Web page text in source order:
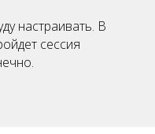
настраивать. В
сессия